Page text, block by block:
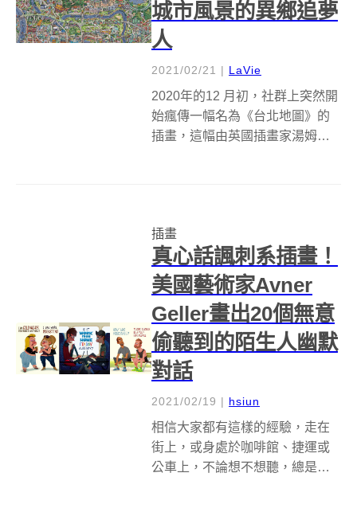
城市風景的異鄉追夢
人
2021/02/21 | LaVie
2020年的12 月初，社群上突然開
始瘋傳一幅名為《台北地圖》的
插畫，這幅由英國插畫家湯姆帕
大，但隨處散落著多元豐富的...
插畫
真心話諷刺系插畫！
美國藝術家Avner
Geller畫出20個無意
偷聽到的陌生人幽默
對話
2021/02/19 | hsiun
相信大家都有這樣的經驗，走在
街上，或身處於咖啡館、捷運或
公車上，不論想不想聽，總是難